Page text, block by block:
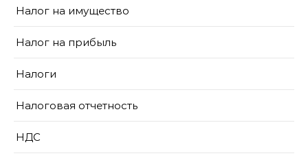
Налог на имущество
Налог на прибыль
Налоги
Налоговая отчетность
НДС